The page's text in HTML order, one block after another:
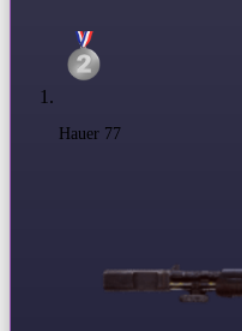
Hauer 77